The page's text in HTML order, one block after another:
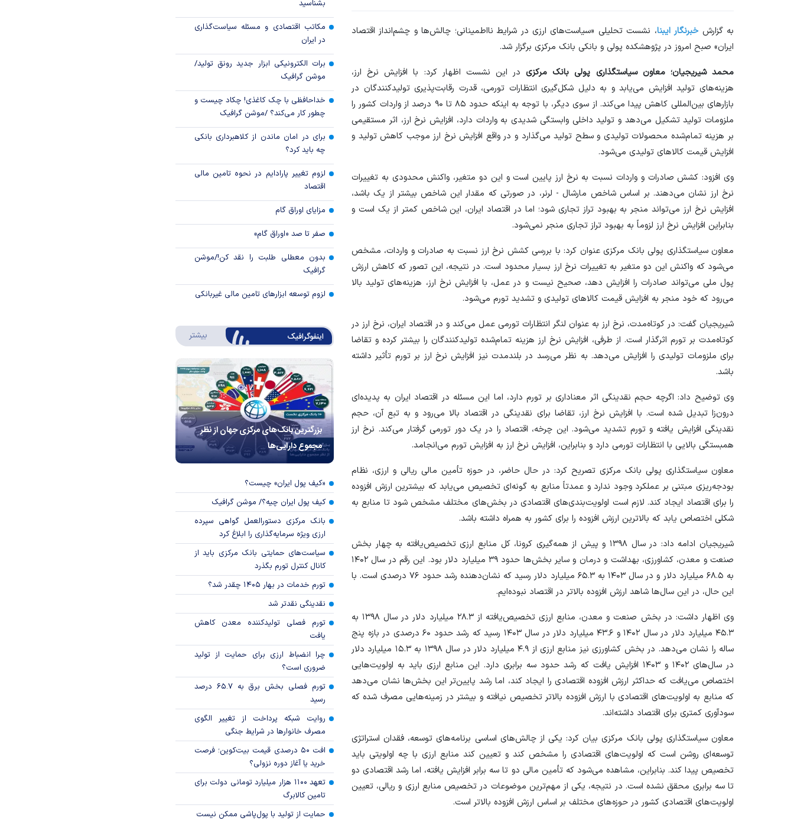
به گزارش خبرنگار ایبنا، نشست تحلیلی «سیاست‌های ارزی در شرایط نااطمینانی؛ چالش‌ها و چشم‌انداز اقتصاد
ایران» صبح امروز در پژوهشکده پولی و بانکی بانک مرکزی برگزار شد.
محمد شیریجیان؛ معاون سیاستگذاری پولی بانک مرکزیدر این نشست اظهار کرد: با افزایش نرخ ارز،
هزینه‌های تولید افزایش می‌یابد و به دلیل شکل‌گیری انتظارات تورمی، قدرت رقابت‌پذیری تولیدکنندگان در
بازار‌های بین‌المللی کاهش پیدا می‌کند. از سوی دیگر، با توجه به اینکه حدود ۸۵ تا ۹۰ درصد از واردات کشور را
ملزومات تولید تشکیل می‌دهد و تولید داخلی وابستگی شدیدی به واردات دارد، افزایش نرخ ارز، اثر مستقیمی
بر هزینه تمام‌شده محصولات تولیدی و سطح تولید می‌گذارد و در واقع افزایش نرخ ارز موجب کاهش تولید و
افزایش قیمت کالا‌های تولیدی می‌شود.
وی افزود: کشش صادرات و واردات نسبت به نرخ ارز پایین است و این دو متغیر، واکنش محدودی به تغییرات
نرخ ارز نشان می‌دهند. بر اساس شاخص مارشال - لرنر، در صورتی که مقدار این شاخص بیشتر از یک باشد،
افزایش نرخ ارز می‌تواند منجر به بهبود تراز تجاری شود؛ اما در اقتصاد ایران، این شاخص کمتر از یک است و
بنابراین افزایش نرخ ارز لزوماً به بهبود تراز تجاری منجر نمی‌شود.
معاون سیاستگذاری پولی بانک مرکزی عنوان کرد: با بررسی کشش نرخ ارز نسبت به صادرات و واردات، مشخص
می‌شود که واکنش این دو متغیر به تغییرات نرخ ارز بسیار محدود است. در نتیجه، این تصور که کاهش ارزش
پول ملی می‌تواند صادرات را افزایش دهد، صحیح نیست و در عمل، با افزایش نرخ ارز، هزینه‌های تولید بالا
می‌رود که خود منجر به افزایش قیمت کالا‌های تولیدی و تشدید تورم می‌شود.
شیریجیان گفت: در کوتاه‌مدت، نرخ ارز به عنوان لنگر انتظارات تورمی عمل می‌کند و در اقتصاد ایران، نرخ ارز در
کوتاه‌مدت بر تورم اثرگذار است. از طرفی، افزایش نرخ ارز هزینه تمام‌شده تولیدکنندگان را بیشتر کرده و تقاضا
برای ملزومات تولیدی را افزایش می‌دهد. به نظر می‌رسد در بلندمدت نیز افزایش نرخ ارز بر تورم تأثیر داشته
باشد.
وی توضیح داد: اگرچه حجم نقدینگی اثر معناداری بر تورم دارد، اما این مسئله در اقتصاد ایران به پدیده‌ای
درون‌زا تبدیل شده است. با افزایش نرخ ارز، تقاضا برای نقدینگی در اقتصاد بالا می‌رود و به تبع آن، حجم
نقدینگی افزایش یافته و تورم تشدید می‌شود. این چرخه، اقتصاد را در یک دور تورمی گرفتار می‌کند. نرخ ارز
همبستگی بالایی با انتظارات تورمی دارد و بنابراین، افزایش نرخ ارز به افزایش تورم می‌انجامد.
معاون سیاستگذاری پولی بانک مرکزی تصریح کرد: در حال حاضر، در حوزه تأمین مالی ریالی و ارزی، نظام
بودجه‌ریزی مبتنی بر عملکرد وجود ندارد و عمدتاً منابع به گونه‌ای تخصیص می‌یابد که بیشترین ارزش افزوده
را برای اقتصاد ایجاد کند. لازم است اولویت‌بندی‌های اقتصادی در بخش‌های مختلف مشخص شود تا منابع به
شکلی اختصاص یابد که بالاترین ارزش افزوده را برای کشور به همراه داشته باشد.
شیریجیان ادامه داد: در سال ۱۳۹۸ و پیش از همه‌گیری کرونا، کل منابع ارزی تخصیص‌یافته به چهار بخش
صنعت و معدن، کشاورزی، بهداشت و درمان و سایر بخش‌ها حدود ۳۹ میلیارد دلار بود. این رقم در سال ۱۴۰۲
به ۶۸.۵ میلیارد دلار و در سال ۱۴۰۳ به ۶۵.۳ میلیارد دلار رسید که نشان‌دهنده رشد حدود ۷۶ درصدی است. با
این حال، در این سال‌ها شاهد ارزش افزوده بالاتر در اقتصاد نبوده‌ایم.
وی اظهار داشت: در بخش صنعت و معدن، منابع ارزی تخصیص‌یافته از ۲۸.۳ میلیارد دلار در سال ۱۳۹۸ به
۴۵.۳ میلیارد دلار در سال ۱۴۰۲ و ۴۳.۶ میلیارد دلار در سال ۱۴۰۳ رسید که رشد حدود ۶۰ درصدی در بازه پنج
ساله را نشان می‌دهد. در بخش کشاورزی نیز منابع ارزی از ۴.۹ میلیارد دلار در سال ۱۳۹۸ به ۱۵.۳ میلیارد دلار
در سال‌های ۱۴۰۲ و ۱۴۰۳ افزایش یافت که رشد حدود سه برابری دارد. این منابع ارزی باید به اولویت‌هایی
اختصاص می‌یافت که حداکثر ارزش افزوده اقتصادی را ایجاد کند، اما رشد پایین‌تر این بخش‌ها نشان می‌دهد
که منابع به اولویت‌های اقتصادی با ارزش افزوده بالاتر تخصیص نیافته و بیشتر در زمینه‌هایی مصرف شده که
سودآوری کمتری برای اقتصاد داشته‌اند.
معاون سیاستگذاری پولی بانک مرکزی بیان کرد: یکی از چالش‌های اساسی برنامه‌های توسعه، فقدان استراتژی
توسعه‌ای روشن است که اولویت‌های اقتصادی را مشخص کند و تعیین کند منابع ارزی با چه اولویتی باید
تخصیص پیدا کند. بنابراین، مشاهده می‌شود که تأمین مالی دو تا سه برابر افزایش یافته، اما رشد اقتصادی دو
تا سه برابری محقق نشده است. در نتیجه، یکی از مهم‌ترین موضوعات در تخصیص منابع ارزی و ریالی، تعیین
اولویت‌های اقتصادی کشور در حوزه‌های مختلف بر اساس ارزش افزوده بالاتر است.
ارزهای راکد در مسیر تولید؛ «گواهی
سپرده ارزی» چه می‌کند؟
پرچم بانک سرمایه بر فراز قله دماوند به
اهتزاز درآمد
بشناسید
مکاتب اقتصادی و مسئله سیاست‌گذاری
در ایران
برات الکترونیکی ابزار جدید رونق تولید/
موشن گرافیک
خداحافظی با چک کاغذی! چکاد چیست و
چطور کار می‌کند؟ /موشن گرافیک
برای در امان ماندن از کلاهبرداری بانکی
چه باید کرد؟
لزوم تغییر پارادایم در نحوه تامین مالی
اقتصاد
مزایای اوراق گام
صفر تا صد «اوراق گام»
بدون معطلی طلبت را نقد کن!/موشن
گرافیک
لزوم توسعه ابزارهای تامین مالی غیربانکی
اینفوگرافیک بیشتر درباره اینفوگرافیک
بزرگترین بانک‌های مرکزی جهان از نظر
مجموع دارایی‌ها
«کیف پول ایران» چیست؟
کیف پول ایران چیه؟/ موشن گرافیک
بانک مرکزی دستورالعمل گواهی سپرده
ارزی ویژه سرمایه‌گذاری را ابلاغ کرد
سیاست‌های حمایتی بانک مرکزی باید از
کانال کنترل تورم بگذرد
تورم خدمات در بهار ۱۴۰۵ چقدر شد؟
نقدینگی نقدتر شد
تورم فصلی تولیدکننده معدن کاهش
یافت
چرا انضباط ارزی برای حمایت از تولید
ضروری است؟
تورم فصلی بخش برق به ۶۵.۷ درصد
رسید
روایت شبکه پرداخت از تغییر الگوی
مصرف خانوار‌ها در شرایط جنگی
افت ۵۰ درصدی قیمت بیت‌کوین؛ فرصت
خرید یا آغاز دوره نزولی؟
تعهد ۱۱۰۰ هزار میلیارد تومانی دولت برای
تامین کالابرگ
حمایت از تولید با پول‌پاشی ممکن نیست